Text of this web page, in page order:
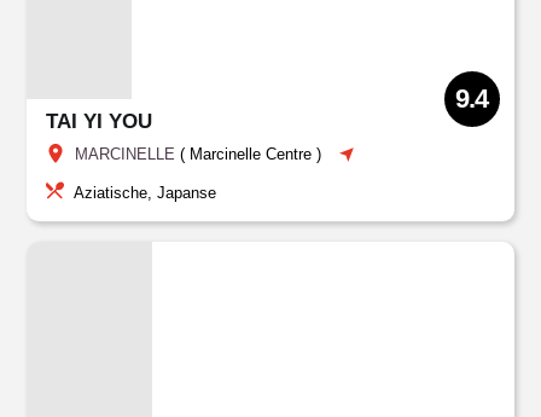
TAI YI YOU
MARCINELLE ( Marcinelle Centre )
9.4
Aziatische, Japanse